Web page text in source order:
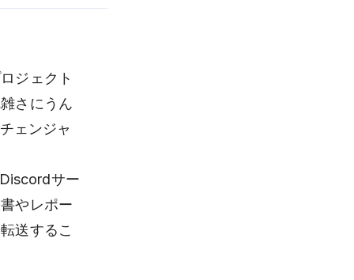
ジェクト
さにうん
ェンジャ
サー
やレポー
送するこ